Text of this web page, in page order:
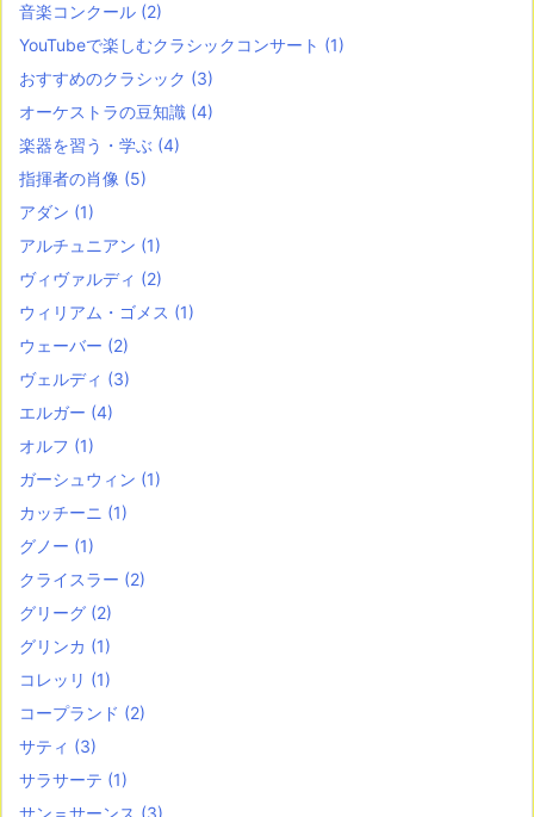
音楽コンクール (2)
YouTubeで楽しむクラシックコンサート (1)
おすすめのクラシック (3)
オーケストラの豆知識 (4)
楽器を習う・学ぶ (4)
指揮者の肖像 (5)
アダン (1)
アルチュニアン (1)
ヴィヴァルディ (2)
ウィリアム・ゴメス (1)
ウェーバー (2)
ヴェルディ (3)
エルガー (4)
オルフ (1)
ガーシュウィン (1)
カッチーニ (1)
グノー (1)
クライスラー (2)
グリーグ (2)
グリンカ (1)
コレッリ (1)
コープランド (2)
サティ (3)
サラサーテ (1)